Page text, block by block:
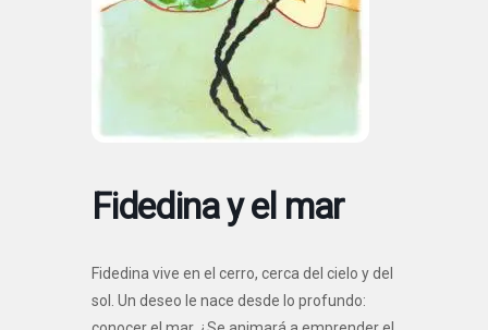
Fidedina y el mar
Fidedina vive en el cerro, cerca del cielo y del
sol. Un deseo le nace desde lo profundo: